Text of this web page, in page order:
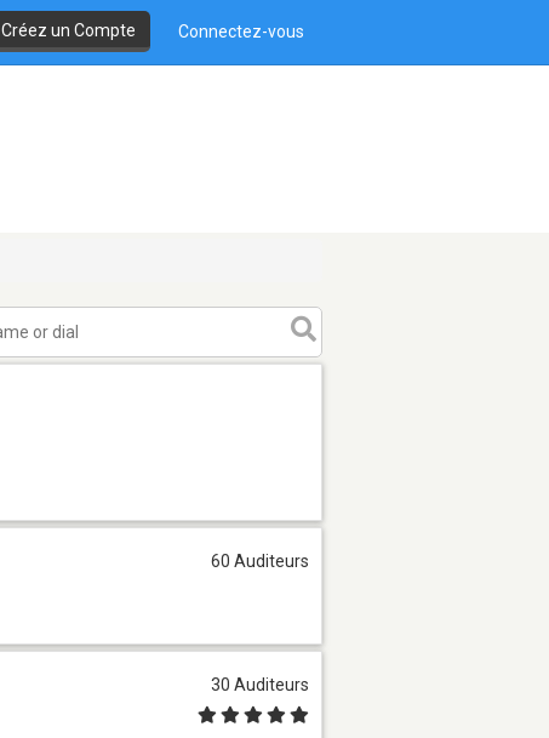
Créez un Compte Connectez-vous
60 Auditeurs
30 Auditeurs